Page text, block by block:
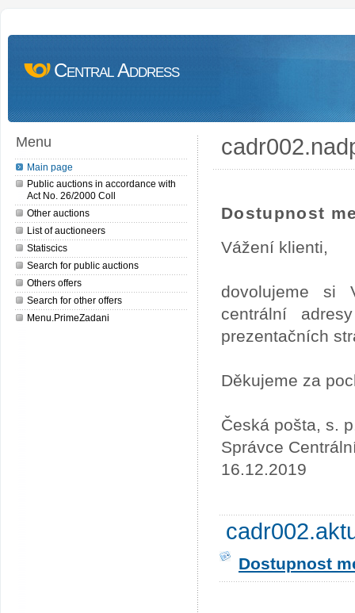
Central Address
Menu
Main page
Public auctions in accordance with
Act No. 26/2000 Coll
Other auctions
List of auctioneers
Statiscics
Search for public auctions
Others offers
Search for other offers
Menu.PrimeZadani
Dostupnost
Vážení klienti,
dovolujeme si
centrální
prezentačních
Děkujeme za
Česká pošta, s.
Správce
16.12.2019
Dostupnost